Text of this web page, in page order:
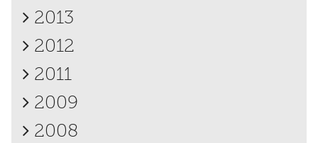
2013
2012
2011
2009
2008